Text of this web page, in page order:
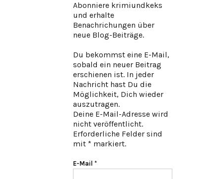
Abonniere krimiundkeks
und erhalte
Benachrichungen über
neue Blog-Beiträge.
Du bekommst eine E-Mail,
sobald ein neuer Beitrag
erschienen ist. In jeder
Nachricht hast Du die
Möglichkeit, Dich wieder
auszutragen.
Deine E-Mail-Adresse wird
nicht veröffentlicht.
Erforderliche Felder sind
mit * markiert.
E-Mail *